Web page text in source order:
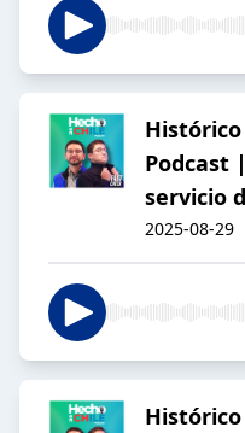
Podcast
servicio
2025-08-29